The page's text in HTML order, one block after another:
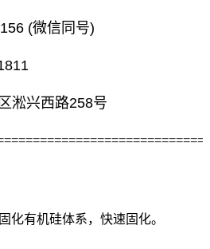
(微信同号)
淞兴西路258号
化有机硅体系，快速固化。